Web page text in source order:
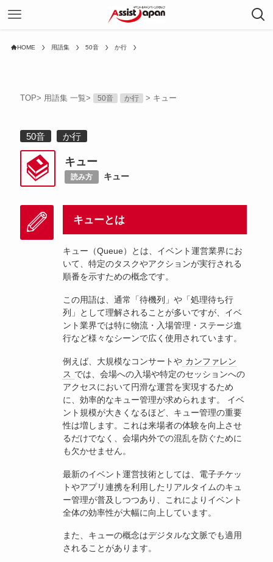
HOME 用語集 50音 か行
TOP> 用語集 一覧> 50音 か行 > キュー
50音 か行
キュー
読み方 キュー
キューとは
キュー（Queue）とは、イベント運営業界にお
いて、特定のタスクやアクションが実行される
順番を示すための概念です。
この用語は、通常「待機列」や「処理待ち行
列」として理解されることが多いですが、イベ
ント業界では特に物流・入場管理・ステージ進
行など様々なシーンで広く使用されています。
例えば、大規模なコンサートや カンファレン
ス では、会場への入場や特定のセッションへの
アクセスにおいて円滑な運営を実現するため
に、効率的なキュー管理が求められます。 イベ
ント規模が大きくなるほど、キュー管理の重要
性は増します。これは来場者の体験を向上させ
るだけでなく、会場内外での混乱を防ぐために
も欠かせません。
最新のイベント運営技術としては、電子チケッ
トやアプリ連携を利用したリアルタイムのキュ
ー管理が普及しつつあり、これによりイベント
全体の効率性が大幅に向上しています。
また、キューの概念はデジタルな文脈でも適用
されることがあります。